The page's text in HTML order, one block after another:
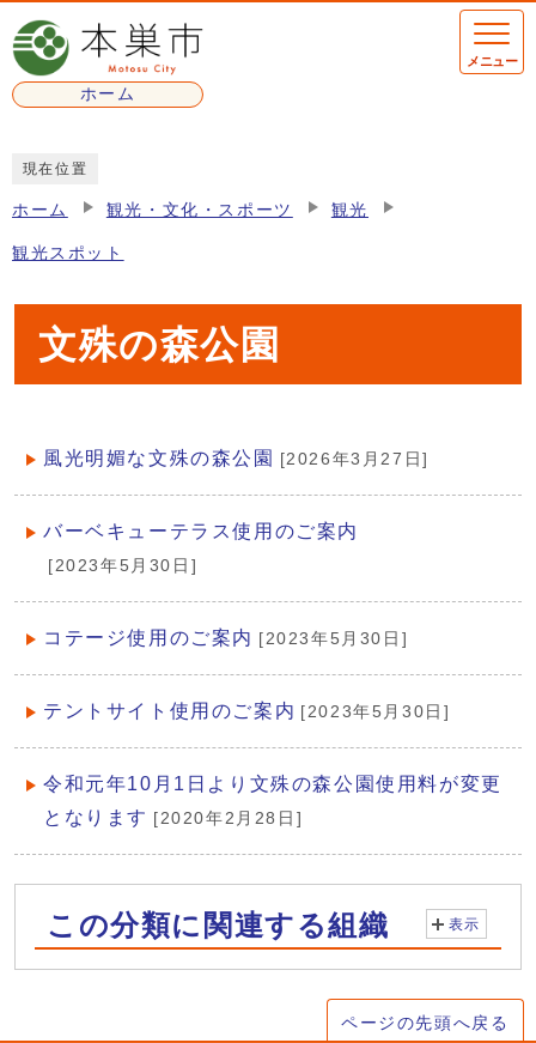
ページの先頭です
ホーム
メニュー
現在位置
ホーム 観光・文化・スポーツ 観光
観光スポット
文殊の森公園
メインメニュー
風光明媚な文殊の森公園 [2026年3月27日]
バーベキューテラス使用のご案内
[2023年5月30日]
コテージ使用のご案内 [2023年5月30日]
テントサイト使用のご案内 [2023年5月30日]
令和元年10月1日より文殊の森公園使用料が変更
となります [2020年2月28日]
この分類に関連する組織 表示
ページの先頭へ戻る